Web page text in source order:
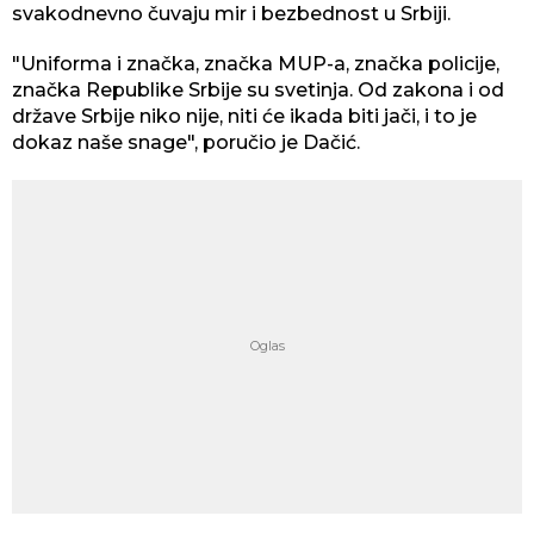
svakodnevno čuvaju mir i bezbednost u Srbiji.
"Uniforma i značka, značka MUP-a, značka policije,
značka Republike Srbije su svetinja. Od zakona i od
države Srbije niko nije, niti će ikada biti jači, i to je
dokaz naše snage", poručio je Dačić.